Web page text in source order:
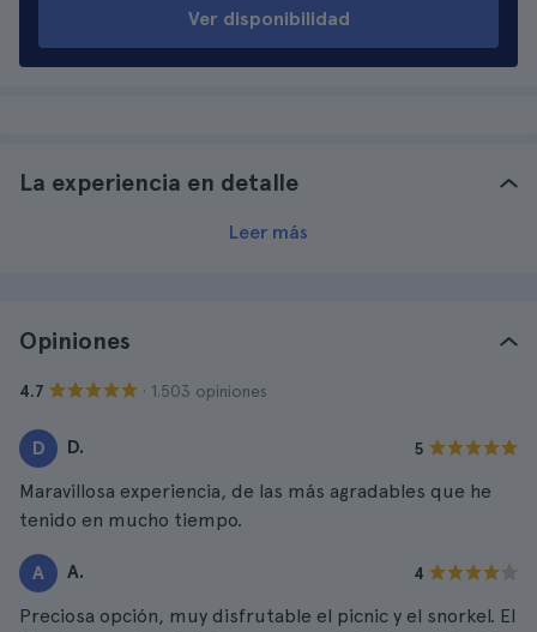
Ver disponibilidad
La experiencia en detalle
Leer más
Opiniones
4.7 · 1.503 opiniones
D D. 5
Maravillosa experiencia, de las más agradables que he
tenido en mucho tiempo.
A A. 4
Preciosa opción, muy disfrutable el picnic y el snorkel. El